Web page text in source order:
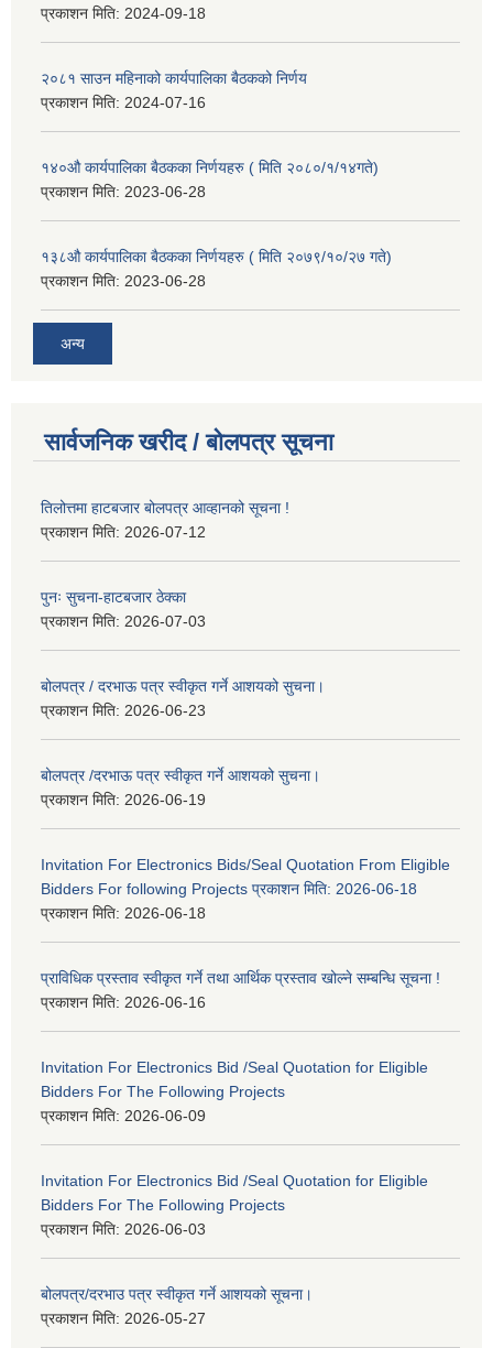
प्रकाशन मिति: 2024-09-18
२०८१ साउन महिनाको कार्यपालिका बैठकको निर्णय
प्रकाशन मिति: 2024-07-16
१४०औ कार्यपालिका बैठकका निर्णयहरु ( मिति २०८०/१/१४गते)
प्रकाशन मिति: 2023-06-28
१३८औ कार्यपालिका बैठकका निर्णयहरु ( मिति २०७९/१०/२७ गते)
प्रकाशन मिति: 2023-06-28
अन्य
सार्वजनिक खरीद / बोलपत्र सूचना
तिलोत्तमा हाटबजार बोलपत्र आव्हानको सूचना !
प्रकाशन मिति: 2026-07-12
पुनः सुचना-हाटबजार ठेक्का
प्रकाशन मिति: 2026-07-03
बोलपत्र / दरभाऊ पत्र स्वीकृत गर्ने आशयको सुचना।
प्रकाशन मिति: 2026-06-23
बोलपत्र /दरभाऊ पत्र स्वीकृत गर्ने आशयको सुचना।
प्रकाशन मिति: 2026-06-19
Invitation For Electronics Bids/Seal Quotation From Eligible
Bidders For following Projects प्रकाशन मिति: 2026-06-18
प्रकाशन मिति: 2026-06-18
प्राविधिक प्रस्ताव स्वीकृत गर्ने तथा आर्थिक प्रस्ताव खोल्ने सम्बन्धि सूचना !
प्रकाशन मिति: 2026-06-16
Invitation For Electronics Bid /Seal Quotation for Eligible
Bidders For The Following Projects
प्रकाशन मिति: 2026-06-09
Invitation For Electronics Bid /Seal Quotation for Eligible
Bidders For The Following Projects
प्रकाशन मिति: 2026-06-03
बोलपत्र/दरभाउ पत्र स्वीकृत गर्ने आशयको सूचना।
प्रकाशन मिति: 2026-05-27